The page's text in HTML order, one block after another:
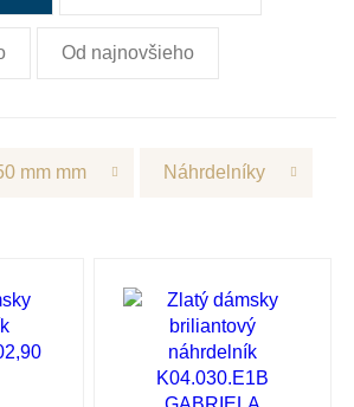
Od najnovšieho
mm mm Náhrdelníky